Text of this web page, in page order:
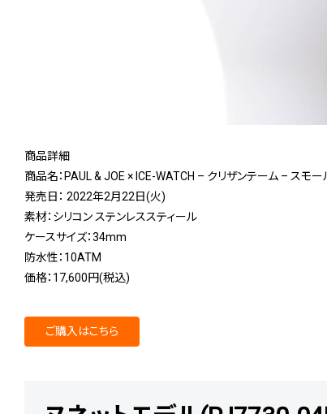
商品詳細
商品名：PAUL & JOE × ICE-WATCH – クリザンテーム – スモー
発売日： 2022年2月22日(火)
素材：シリコン ステンレススティール
ケースサイズ：34mm
防水性：10ATM
価格：17,600円(税込)
ご購入はこちら